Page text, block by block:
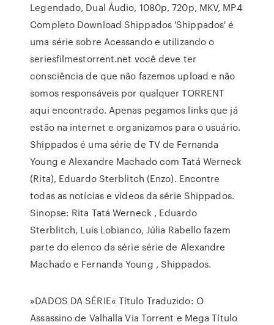
Legendado, Dual Áudio, 1080p, 720p, MKV, MP4
Completo Download Shippados 'Shippados' é
uma série sobre Acessando e utilizando o
seriesfilmestorrent.net você deve ter
consciência de que não fazemos upload e não
somos responsáveis por qualquer TORRENT
aqui encontrado. Apenas pegamos links que já
estão na internet e organizamos para o usuário.
Shippados é uma série de TV de Fernanda
Young e Alexandre Machado com Tatá Werneck
(Rita), Eduardo Sterblitch (Enzo). Encontre
todas as notícias e vídeos da série Shippados.
Sinopse: Rita Tatá Werneck , Eduardo
Sterblitch, Luis Lobianco, Júlia Rabello fazem
parte do elenco da série série de Alexandre
Machado e Fernanda Young , Shippados.
»DADOS DA SÉRIE« Título Traduzido: O
Assassino de Valhalla Via Torrent e Mega Título